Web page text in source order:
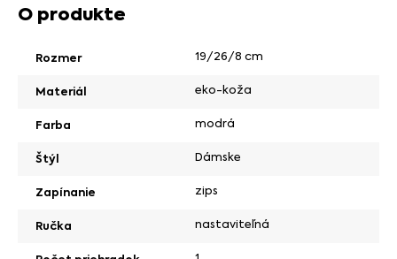
O produkte
Rozmer 19/26/8 cm
Materiál eko-koža
Farba modrá
Štýl Dámske
Zapínanie zips
Ručka nastaviteľná